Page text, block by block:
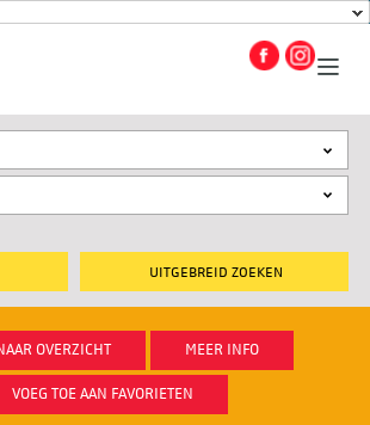
UITGEBREID ZOEKEN
OVERZICHT MEER INFO
VOEG TOE AAN FAVORIETEN